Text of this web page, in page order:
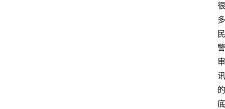
很
多
民
警
审
讯
的
底